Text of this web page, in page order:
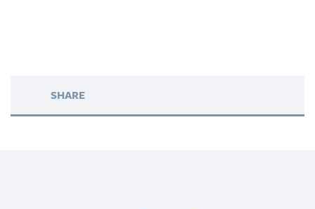
SHARE